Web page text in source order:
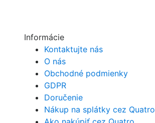
Informácie
Kontaktujte nás
O nás
Obchodné podmienky
GDPR
Doručenie
Nákup na splátky cez Quatro